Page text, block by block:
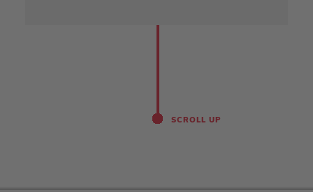
SCROLL UP